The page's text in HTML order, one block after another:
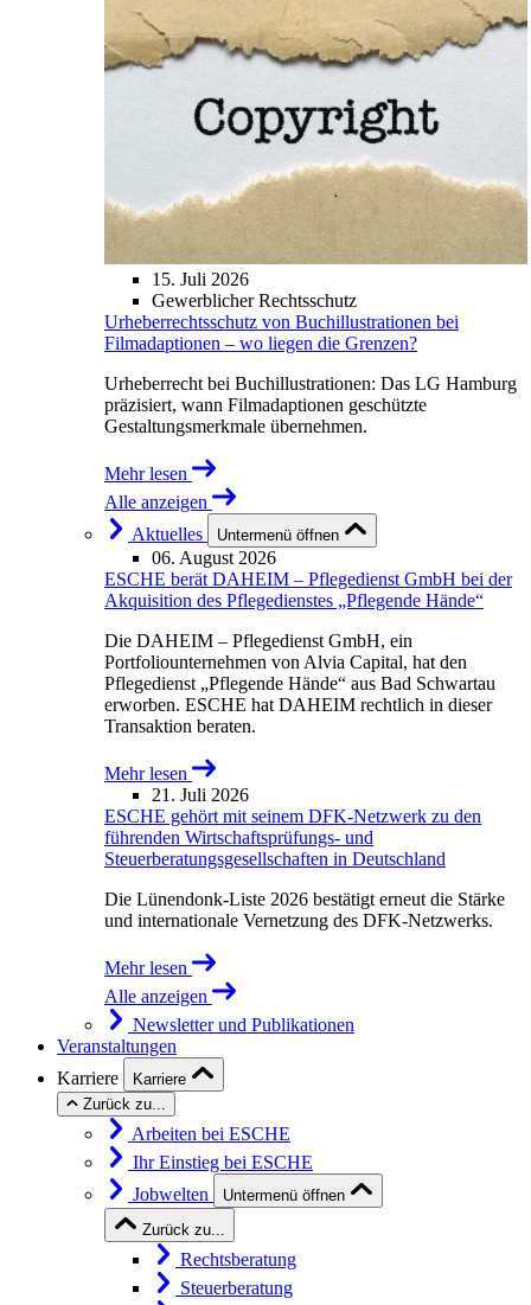
15. Juli 2026
Gewerblicher Rechtsschutz
Urheberrechtsschutz von Buchillustrationen bei
Filmadaptionen – wo liegen die Grenzen?
Urheberrecht bei Buchillustrationen: Das LG Hamburg
präzisiert, wann Filmadaptionen geschützte
Gestaltungsmerkmale übernehmen.
Mehr lesen
Alle anzeigen
Aktuelles
Untermenü öffnen
06. August 2026
ESCHE berät DAHEIM – Pflegedienst GmbH bei der
Akquisition des Pflegedienstes „Pflegende Hände“
Die DAHEIM – Pflegedienst GmbH, ein
Portfoliounternehmen von Alvia Capital, hat den
Pflegedienst „Pflegende Hände“ aus Bad Schwartau
erworben. ESCHE hat DAHEIM rechtlich in dieser
Transaktion beraten.
Mehr lesen
21. Juli 2026
ESCHE gehört mit seinem DFK-Netzwerk zu den
führenden Wirtschaftsprüfungs- und
Steuerberatungsgesellschaften in Deutschland
Die Lünendonk-Liste 2026 bestätigt erneut die Stärke
und internationale Vernetzung des DFK-Netzwerks.
Mehr lesen
Alle anzeigen
Newsletter und Publikationen
Veranstaltungen
Karriere
Karriere
Zurück zu...
Arbeiten bei ESCHE
Ihr Einstieg bei ESCHE
Jobwelten
Untermenü öffnen
Zurück zu...
Rechtsberatung
Steuerberatung